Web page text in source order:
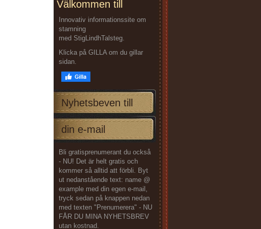
Välkommen till
Innovativ informationssite om
stamning
med StigLindhTalsteg.
Klicka på GILLA om du gillar
sidan.
Nyhetsbeven till
din e-mail
Bli gratisprenumerant du också
- NU! Det är helt gratis och
kommer så alltid att förbli. Byt
ut nedanstående text: name @
example med din egen e-mail,
tryck sedan på knappen nedan
med texten "Prenumerera" - NU
FÅR DU MINA NYHETSBREV
utan kostnad.